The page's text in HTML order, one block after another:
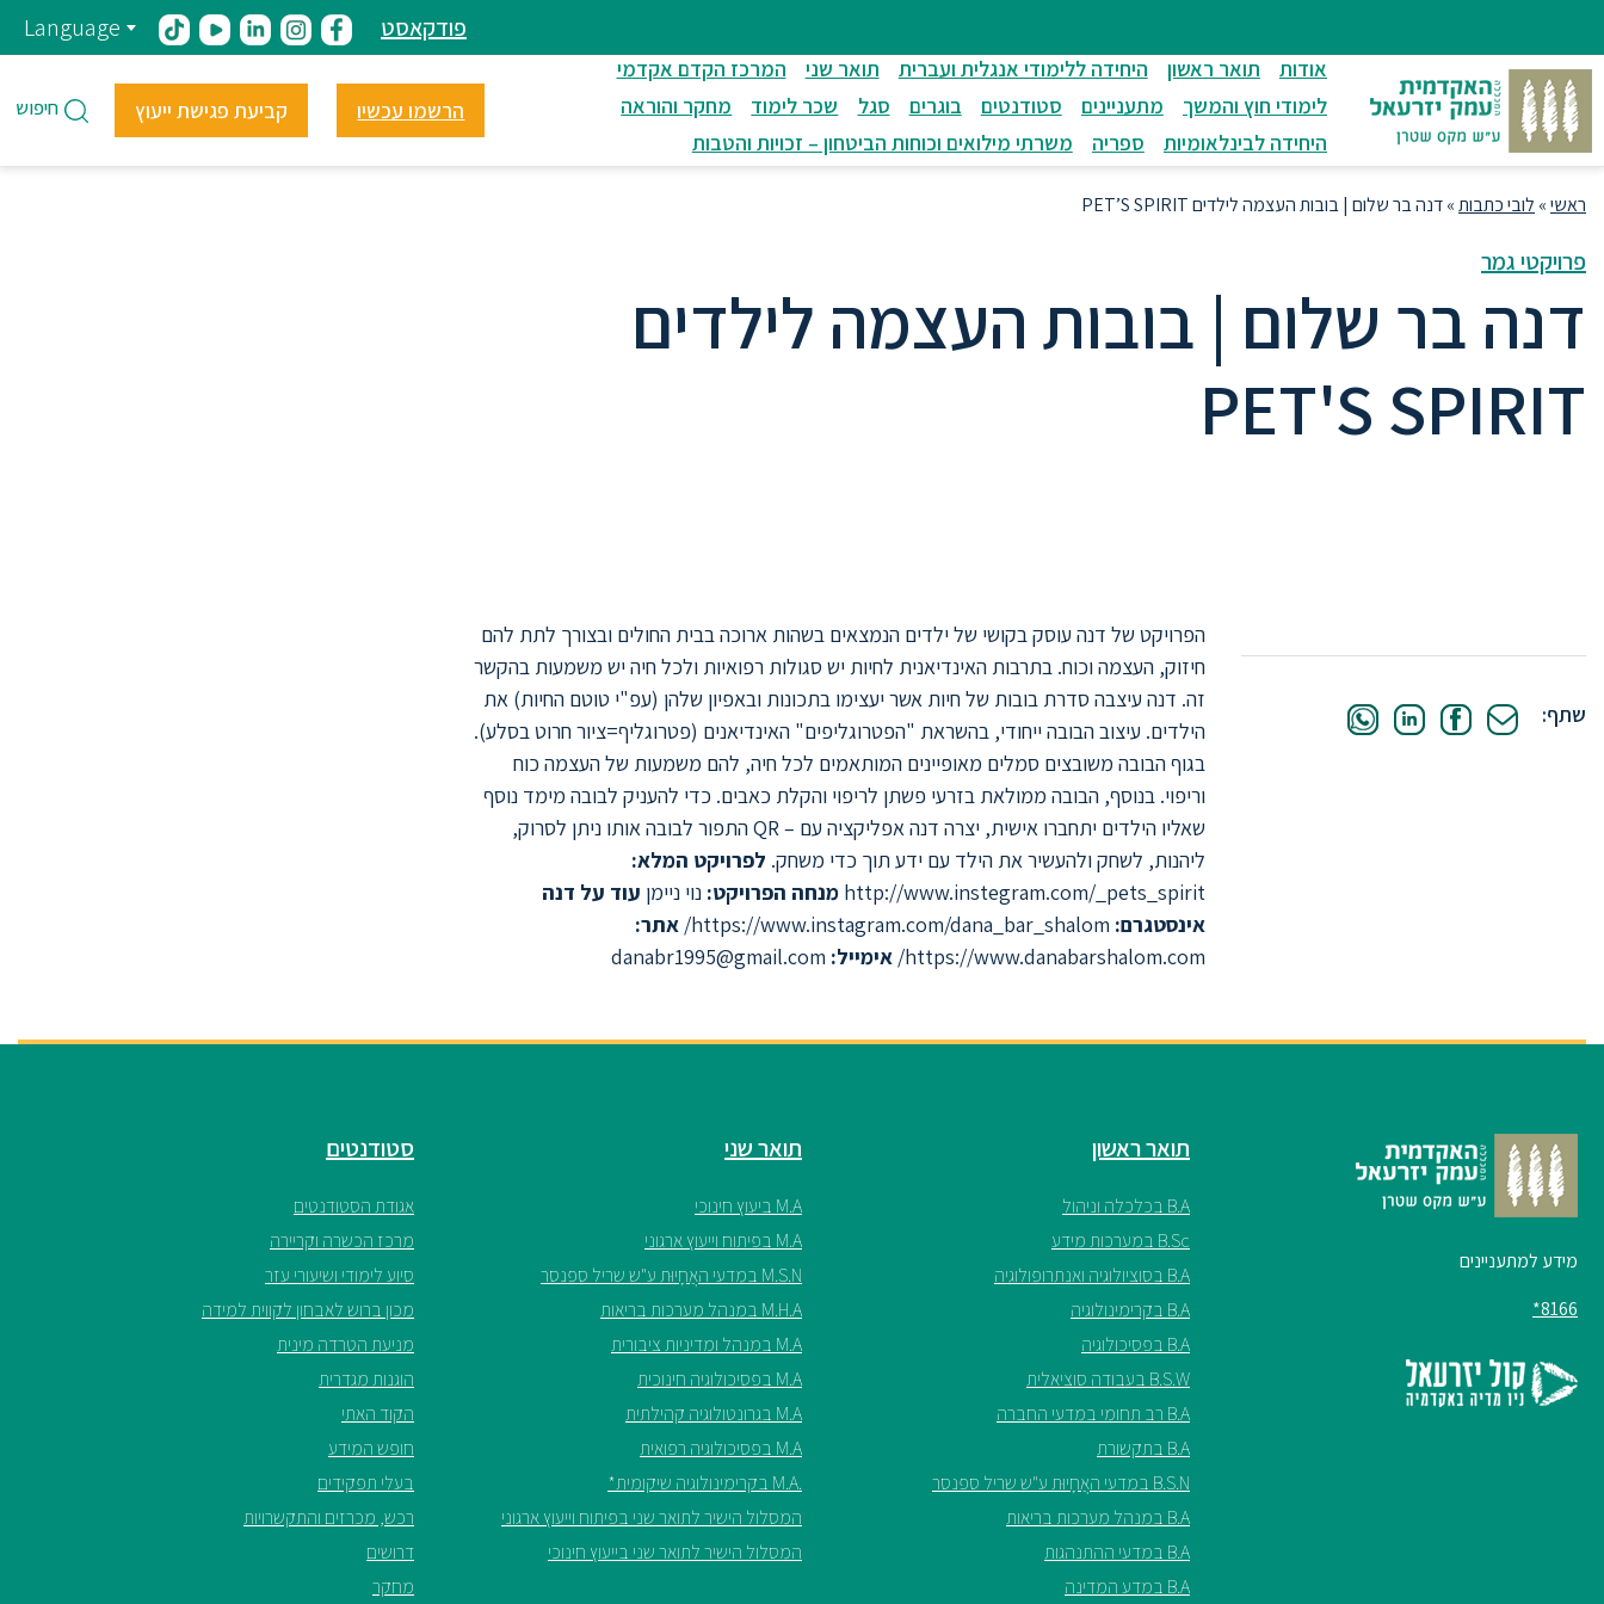
מרכזי
פודקאסט Language
אודות תואר ראשון היחידה ללימודי אנגלית ועברית תואר שני
המרכז הקדם אקדמי
לימודי חוץ והמשך
מתעניינים סטודנטים בוגרים סגל שכר לימוד
מחקר והוראה
היחידה לבינלאומיות
ספריה משרתי מילואים וכוחות הביטחון – זכויות והטבות
הרשמו עכשיו קביעת פגישת ייעוץ חיפוש
ראשי» לובי כתבות»דנה בר שלום | בובות העצמה לילדים PET’S SPIRIT
פרויקטי גמר
דנה בר שלום | בובות העצמה לילדים
PET'S SPIRIT
שתף:
הפרויקט של דנה עוסק בקושי של ילדים הנמצאים בשהות ארוכה בבית החולים ובצורך לתת להם
חיזוק, העצמה וכוח. בתרבות האינדיאנית לחיות יש סגולות רפואיות ולכל חיה יש משמעות בהקשר
זה. דנה עיצבה סדרת בובות של חיות אשר יעצימו בתכונות ובאפיון שלהן (עפ"י טוטם החיות) את
הילדים. עיצוב הבובה ייחודי, בהשראת "הפטרוגליפים" האינדיאנים (פטרוגליף=ציור חרוט בסלע).
בגוף הבובה משובצים סמלים מאופיינים המותאמים לכל חיה, להם משמעות של העצמה כוח
וריפוי. בנוסף, הבובה ממולאת בזרעי פשתן לריפוי והקלת כאבים. כדי להעניק לבובה מימד נוסף
שאליו הילדים יתחברו אישית, יצרה דנה אפליקציה עם – QR התפור לבובה אותו ניתן לסרוק,
ליהנות, לשחק ולהעשיר את הילד עם ידע תוך כדי משחק. לפרויקט המלא:
http://www.instegram.com/_pets_spirit מנחה הפרויקט: נוי ניימן עוד על דנה
אינסטגרם:
אתר:
https://www.danabarshalom.com/ אימייל:
מידע למתעניינים
8166*
תואר ראשון
B.A בכלכלה וניהול
B.Sc במערכות מידע
B.A בסוציולוגיה ואנתרופולוגיה
B.A בקרימינולוגיה
B.A בפסיכולוגיה
B.S.W בעבודה סוציאלית
B.A רב תחומי במדעי החברה
B.A בתקשורת
B.S.N במדעי האֲחָיוּת ע"ש שריל ספנסר
B.A במנהל מערכות בריאות
B.A במדעי ההתנהגות
B.A במדע המדינה
תואר שני
M.A ביעוץ חינוכי
M.A בפיתוח וייעוץ ארגוני
M.S.N במדעי האֲחָיוּת ע"ש שריל ספנסר
M.H.A במנהל מערכות בריאות
M.A במנהל ומדיניות ציבורית
M.A בפסיכולוגיה חינוכית
M.A בגרונטולוגיה קהילתית
M.A בפסיכולוגיה רפואית
.M.A בקרימינולוגיה שיקומית*
המסלול הישיר לתואר שני בפיתוח וייעוץ ארגוני
המסלול הישיר לתואר שני בייעוץ חינוכי
סטודנטים
אגודת הסטודנטים
מרכז הכשרה וקריירה
סיוע לימודי ושיעורי עזר
מכון ברוש לאבחון לקווית למידה
מניעת הטרדה מינית
הוגנות מגדרית
הקוד האתי
חופש המידע
בעלי תפקידים
רכש, מכרזים והתקשרויות
דרושים
מחקר